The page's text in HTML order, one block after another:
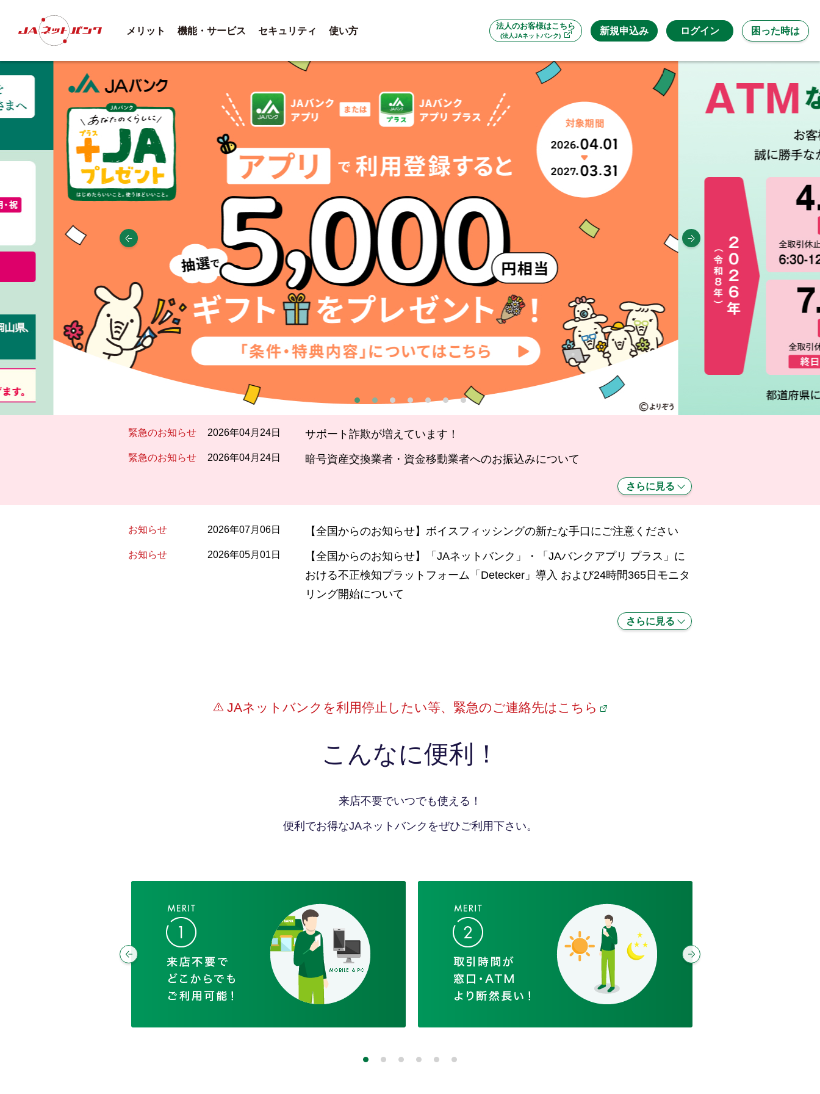
法人のお客様はこちら
(法人JAネットバンク) 新規申込み
メリット 機能・サービス セキュリティ 使い方 ログイン 困った時は
緊急のお知らせ 2026年04月24日 サポート詐欺が増えています！
緊急のお知らせ 2026年04月24日 暗号資産交換業者・資金移動業者へのお振込みについて
さらに見る
お知らせ 2026年07月06日 【全国からのお知らせ】ボイスフィッシングの新たな手口にご注意ください
お知らせ 2026年05月01日
【全国からのお知らせ】「JAネットバンク」・「JAバンクアプリ プラス」に
おける不正検知プラットフォーム「Detecker」導入 および24時間365日モニタ
リング開始について
さらに見る
JAネットバンクを利用停止したい等、 緊急のご連絡先はこちら
こんなに便利！
来店不要でいつでも使える！
便利でお得なJAネットバンクをぜひご利用下さい。